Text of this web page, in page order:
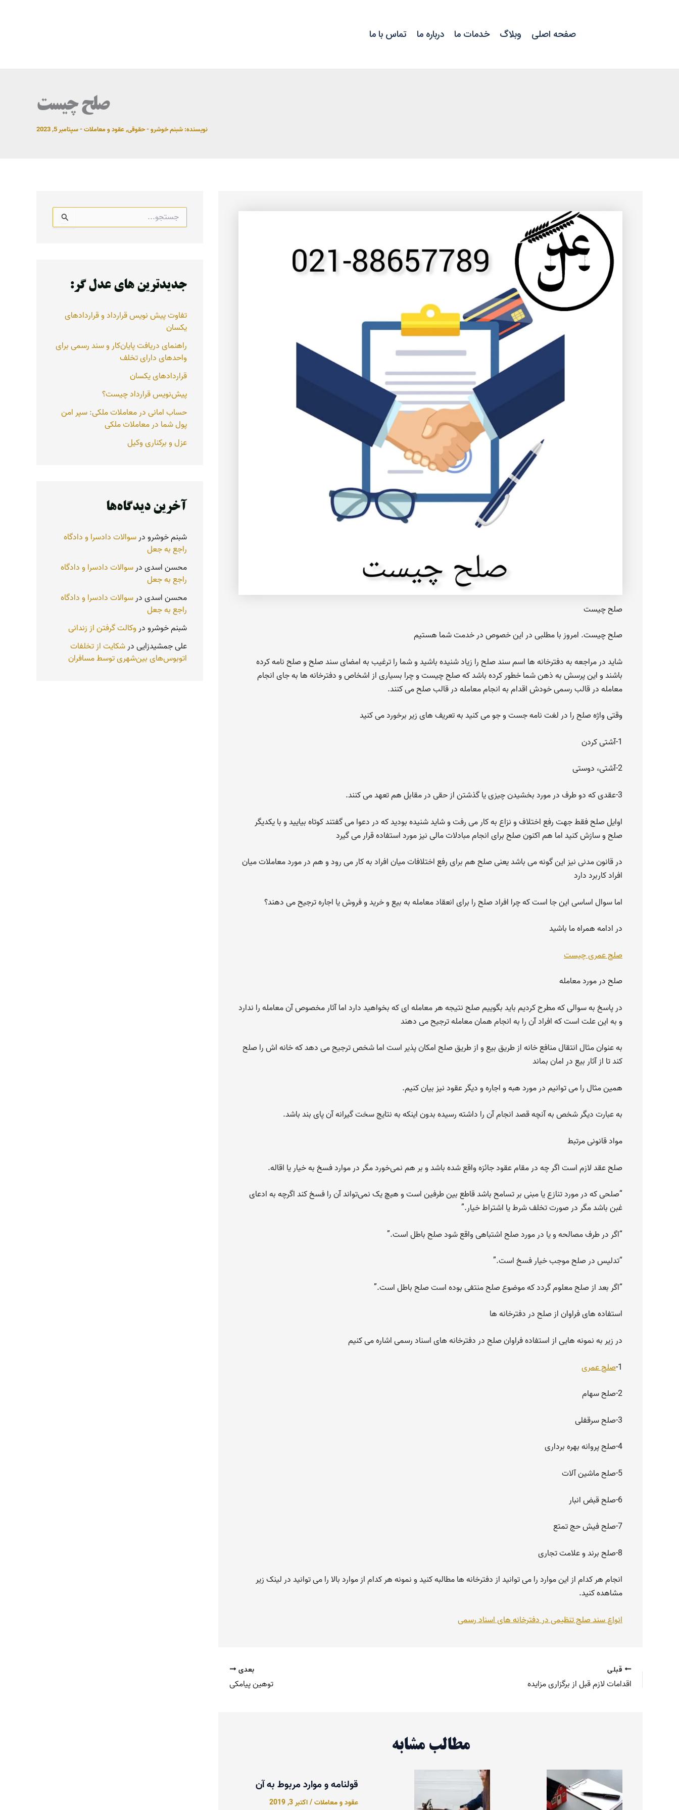
صفحه اصلی وبلاگ خدمات ما درباره ما تماس با ما
صلح چیست
نویسنده:شبنم خوشرو-حقوقی,عقود و معاملات-سپتامبر 5, 2023
صلح چیست
صلح چیست. امروز با مطلبی در این خصوص در خدمت شما هستیم
شاید در مراجعه به دفترخانه ها اسم سند صلح را زیاد شنیده باشید و شما را ترغیب به امضای سند صلح و صلح نامه کرده
باشند و این پرسش به ذهن شما خطور کرده باشد که صلح چیست و چرا بسیاری از اشخاص و دفترخانه ها به جای انجام
معامله در قالب رسمی خودش اقدام به انجام معامله در قالب صلح می کنند.
وقتی واژه صلح را در لغت نامه جست و جو می کنید به تعریف های زیر برخورد می کنید
1-آشتی کردن
2-آشتی، دوستی
3-عقدی که دو طرف در مورد بخشیدن چیزی یا گذشتن از حقی در مقابل هم تعهد می کنند.
اوایل صلح فقط جهت رفع اختلاف و نزاع به کار می رفت و شاید شنیده بودید که در دعوا می گفتند کوتاه بیایید و با یکدیگر
صلح و سازش کنید اما هم اکنون صلح برای انجام مبادلات مالی نیز مورد استفاده قرار می گیرد
در قانون مدنی نیز این گونه می باشد یعنی صلح هم برای رفع اختلافات میان افراد به کار می رود و هم در مورد معاملات میان
افراد کاربرد دارد
اما سوال اساسی این جا است که چرا افراد صلح را برای انعقاد معامله به بیع و خرید و فروش یا اجاره ترجیح می دهند؟
در ادامه همراه ما باشید
صلح عمری چیست
صلح در مورد معامله
در پاسخ به سوالی که مطرح کردیم باید بگوییم صلح نتیجه هر معامله ای که بخواهید دارد اما آثار مخصوص آن معامله را ندارد
و به این علت است که افراد آن را به انجام همان معامله ترجیح می دهند
به عنوان مثال انتقال منافع خانه از طریق بیع و از طریق صلح امکان پذیر است اما شخص ترجیح می دهد که خانه اش را صلح
کند تا از آثار بیع در امان بماند
همین مثال را می توانیم در مورد هبه و اجاره و دیگر عقود نیز بیان کنیم.
به عبارت دیگر شخص به آنچه قصد انجام آن را داشته رسیده بدون اینکه به نتایج سخت گیرانه آن پای بند باشد.
مواد قانونی مرتبط
صلح عقد لازم است اگر چه در مقام عقود جائزه واقع شده باشد و بر هم نمی‌خورد مگر در موارد فسخ به خیار یا اقاله.
“صلحی که در مورد تنازع یا مبنی بر تسامح باشد قاطع بین طرفین است و هیچ یک نمی‌تواند آن را فسخ کند اگرچه به ادعای
غبن باشد‌ مگر در صورت تخلف شرط یا اشتراط خیار.”
“اگر در طرف مصالحه و یا در مورد صلح اشتباهی واقع شود صلح باطل است.”
“تدلیس در صلح موجب خیار فسخ است.”
“اگر بعد از صلح معلوم گردد که موضوع صلح منتفی بوده است صلح باطل است.”
استفاده های فراوان از صلح در دفترخانه ها
در زیر به نمونه هایی از استفاده فراوان صلح در دفترخانه های اسناد رسمی اشاره می کنیم
1-صلح عمری
2-صلح سهام
3-صلح سرقفلی
4-صلح پروانه بهره برداری
5-صلح ماشین آلات
6-صلح قبض انبار
7-صلح فیش حج تمتع
8-صلح برند و علامت تجاری
انجام هر کدام از این موارد را می توانید از دفترخانه ها مطالبه کنید و نمونه هر کدام از موارد بالا را می توانید در لینک زیر
مشاهده کنید.
انواع سند صلح تنظیمی در دفترخانه های اسناد رسمی
قبلی
اقدامات لازم قبل از برگزاری مزایده
بعدی
توهین پیامکی
مطالب مشابه
قولنامه و موارد مربوط به آن
عقود و معاملات/اکتبر 3, 2019
س
اجدیدترین های عدل گر:
تفاوت پیش نویس قرارداد و قراردادهای
یکسان
راهنمای دریافت پایان‌کار و سند رسمی برای
واحدهای دارای تخلف
قراردادهای یکسان
پیش‌نویس قرارداد چیست؟
حساب امانی در معاملات ملکی: سپر امن
پول شما در معاملات ملکی
عزل و برکناری وکیل
آخرین دیدگاه‌ها
شبنم خوشرودرسوالات دادسرا و دادگاه
راجع به جعل
محسن اسدیدرسوالات دادسرا و دادگاه
راجع به جعل
محسن اسدیدرسوالات دادسرا و دادگاه
راجع به جعل
شبنم خوشرودروکالت گرفتن از زندانی
علی جمشیدزاییدرشکایت از تخلفات
اتوبوس‌های بین‌شهری توسط مسافران